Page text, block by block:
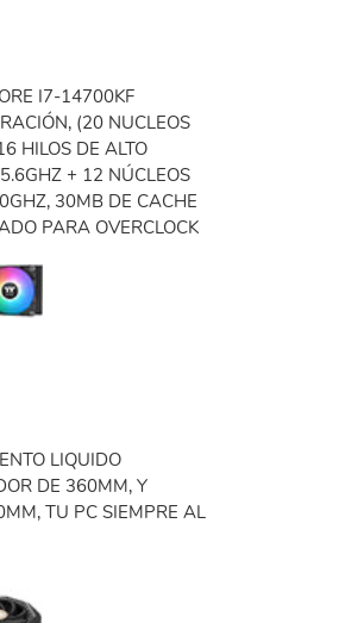
I7-14700KF
(20 NUCLEOS
HILOS DE ALTO
+ 12 NÚCLEOS
30MB DE CACHE
PARA OVERCLOCK
LIQUIDO
DE 360MM, Y
TU PC SIEMPRE AL